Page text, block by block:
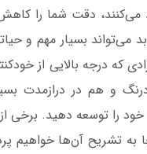
می‌کنند، دقت شما را
می‌تواند بسیار مهم و
که درجه بالایی از
و هم در درازمدت
را توسعه دهید. برخی
به تشریح آن‌ها خواهیم